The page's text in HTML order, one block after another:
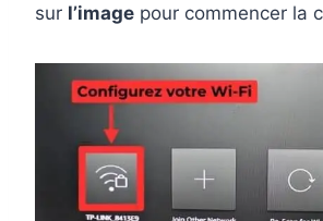
sur l’image pour commencer la